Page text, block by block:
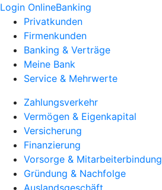
Login OnlineBanking
Privatkunden
Firmenkunden
Banking & Verträge
Meine Bank
Service & Mehrwerte
Zahlungsverkehr
Vermögen & Eigenkapital
Versicherung
Finanzierung
Vorsorge & Mitarbeiterbindung
Gründung & Nachfolge
Auslandsgeschäft